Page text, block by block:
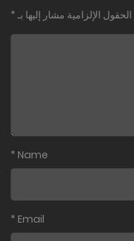
الحقول الإلزامية مشار إليها بـ *
Name
*
Email
*